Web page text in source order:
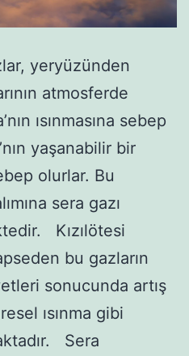
yeryüzünden
atmosferde
ısınmasına sebep
yaşanabilir bir
olurlar. Bu
sera gazı
Kızılötesi
bu gazların
sonucunda artış
ısınma gibi
Sera